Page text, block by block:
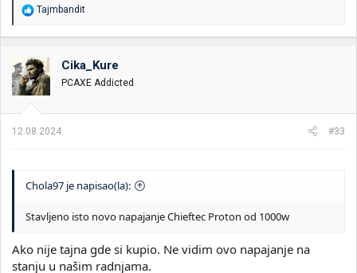
R
a
o
v
a
n
:
Tajmbandit
Cika_Kure
PCAXE Addicted
12.08.2024. #33
Chola97 je napisao(la):
Stavljeno isto novo napajanje Chieftec Proton od 1000w
Ako nije tajna gde si kupio. Ne vidim ovo napajanje na
stanju u našim radnjama.